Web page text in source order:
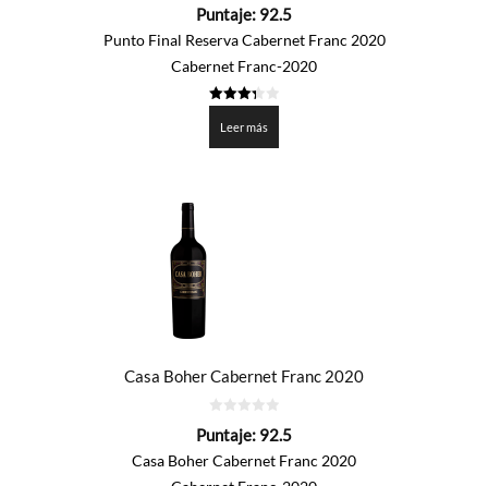
de
Puntaje: 92.5
Punto Final Reserva Cabernet Franc 2020
Cabernet Franc-2020
de 5
Leer más
Casa Boher Cabernet Franc 2020
de
Puntaje: 92.5
Casa Boher Cabernet Franc 2020